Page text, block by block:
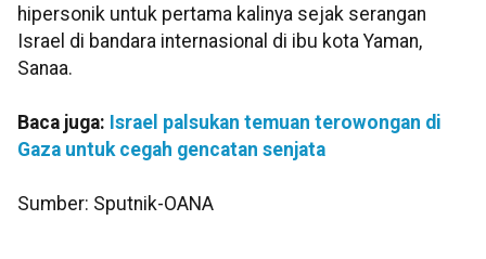
hipersonik untuk pertama kalinya sejak serangan
Israel di bandara internasional di ibu kota Yaman,
Sanaa.
Baca juga: Israel palsukan temuan terowongan di
Gaza untuk cegah gencatan senjata
Sumber: Sputnik-OANA